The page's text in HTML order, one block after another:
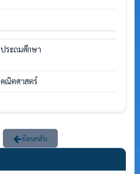
ประถมศึกษา
คณิตศาสตร์
ย้อนกลับ